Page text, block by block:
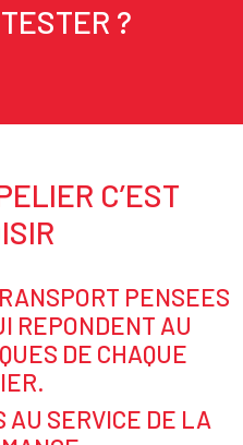
?
C’EST
PENSEES
REPONDENT AU
DE CHAQUE
AU SERVICE DE LA